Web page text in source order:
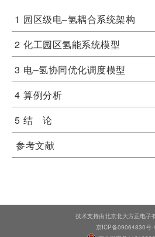
1 园区级电–氢耦合系统架构
2 化工园区氢能系统模型
3 电–氢协同优化调度模型
4 算例分析
5 结 论
参考文献
技术支持由北京北大方正电子
京ICP备09064830号-